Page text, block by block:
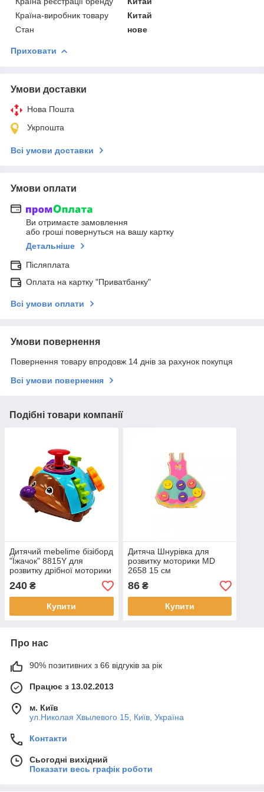
Країна-виробник товару
Китай
Стан
нове
Приховати
Умови доставки
Нова Пошта
Укрпошта
Всі умови доставки
Умови оплати
Ви отримаєте замовлення
або гроші повернуться на вашу картку
Детальніше
Післяплата
Оплата на картку "Приватбанку"
Всі умови оплати
Умови повернення
Повернення товару впродовж 14 днів за рахунок покупця
Всі умови повернення
Подібні товари компанії
Дитячий mebelime бізіборд
"Їжачок" 8815Y для
розвитку дрібної моторики
240 ₴
Купити
Дитяча Шнурівка для
розвитку моторики MD
2658 15 см
86₴
Купити
Про нас
90% позитивних з 66 відгуків за рік
Працює з 13.02.2013
м. Київ
ул.Николая Хвылевого 15, Київ, Україна
Контакти
Сьогодні вихідний
Показати весь графік роботи